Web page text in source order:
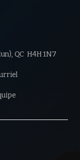
QC H4H 1N7